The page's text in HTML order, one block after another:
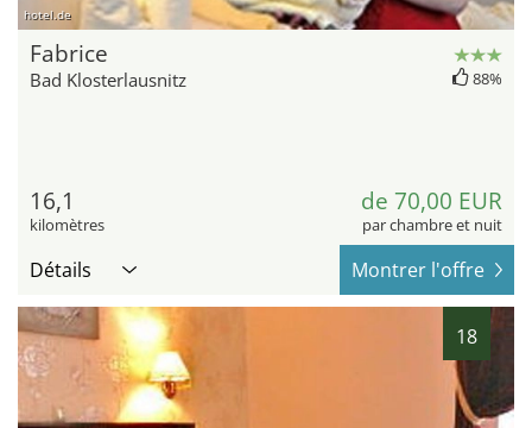
hotel.de
Fabrice
Bad Klosterlausnitz 88%
16,1
kilomètres
de 70,00 EUR
par chambre et nuit
Détails Montrer l'offre
18